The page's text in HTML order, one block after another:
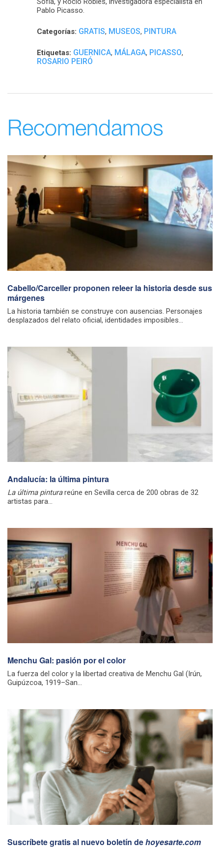
Pablo Picasso.
Categorías: GRATIS, MUSEOS, PINTURA
Etiquetas: GUERNICA, MÁLAGA, PICASSO,
ROSARIO PEIRÓ
Recomendamos
Cabello/Carceller proponen releer la historia desde sus
márgenes
La historia también se construye con ausencias. Personajes
desplazados del relato oficial, identidades imposibles...
Andalucía: la última pintura
La última pinturareúne en Sevilla cerca de 200 obras de 32
artistas para...
Menchu Gal: pasión por el color
La fuerza del color y la libertad creativa de Menchu Gal (Irún,
Guipúzcoa, 1919–San...
Suscríbete gratis al nuevo boletín dehoyesarte.com